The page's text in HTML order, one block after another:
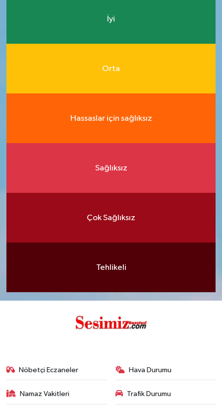
İyi
Orta
Hassaslar için sağlıksız
Sağlıksız
Çok Sağlıksız
Tehlikeli
Nöbetçi Eczaneler Hava Durumu
Namaz Vakitleri Trafik Durumu